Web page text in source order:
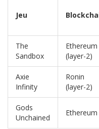
Jeu
The
Sandbox
Ethereum
(layer-2)
Axie
Infinity
Ronin
(layer-2)
Gods
Unchained
Ethereum